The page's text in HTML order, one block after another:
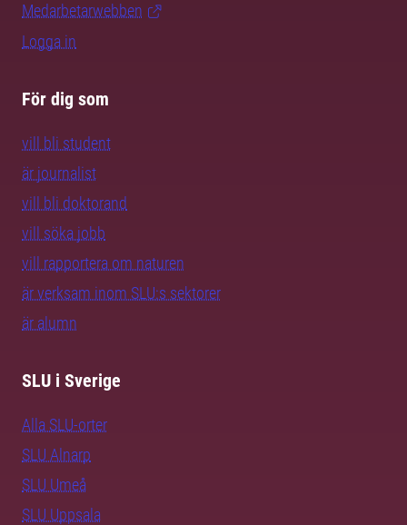
Medarbetarwebben
Logga in
För dig som
vill bli student
är journalist
vill bli doktorand
vill söka jobb
vill rapportera om naturen
är verksam inom SLU:s sektorer
är alumn
SLU i Sverige
Alla SLU-orter
SLU Alnarp
SLU Umeå
SLU Uppsala